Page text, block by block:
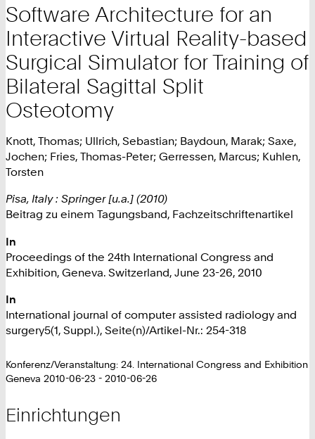
Software Architecture for an
Interactive Virtual Reality-based
Surgical Simulator for Training of
Bilateral Sagittal Split
Osteotomy
Knott, Thomas; Ullrich, Sebastian; Baydoun, Marak; Saxe,
Jochen; Fries, Thomas-Peter; Gerressen, Marcus; Kuhlen,
Torsten
Pisa, Italy : Springer [u.a.] (2010)
Beitrag zu einem Tagungsband, Fachzeitschriftenartikel
In
Proceedings of the 24th International Congress and
Exhibition, Geneva. Switzerland, June 23-26, 2010
In
International journal of computer assisted radiology and
surgery5(1, Suppl.), Seite(n)/Artikel-Nr.: 254-318
Konferenz/Veranstaltung: 24. International Congress and Exhibition
Geneva 2010-06-23 - 2010-06-26
Einrichtungen